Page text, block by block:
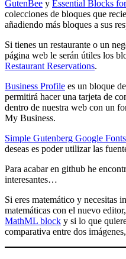
GutenBee y Essential Blocks
colecciones de bloques que
añadiendo más bloques a sus
Si tienes un restaurante o un
página web le serán útiles los
Restaurant Reservations.
Business Profile es un bloque
permitirá hacer una tarjeta de
dentro de nuestra web con un
My Business.
Simple Gutenberg Google Fonts
deseas es poder utilizar las
Para acabar en github he
interesantes…
Si eres matemático y necesitas
matemáticas con el nuevo
MathML block y si lo que
comparativa entre dos imágenes,